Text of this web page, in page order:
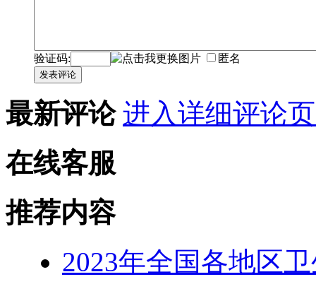
验证码: 匿名
发表评论
最新评论 进入详细评论
在线客服
推荐内容
2023年全国各地区